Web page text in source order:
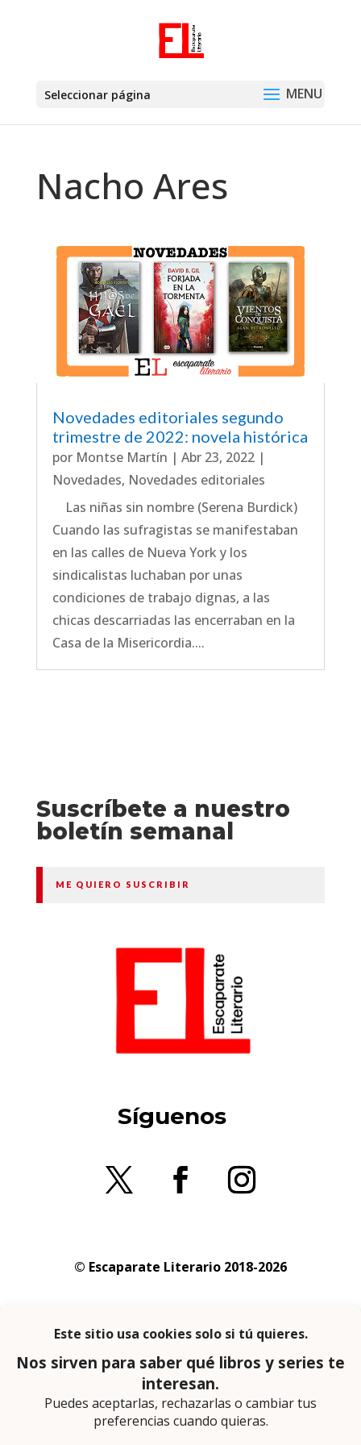
Seleccionar página
Nacho Ares
Novedades editoriales segundo
trimestre de 2022: novela histórica
por Montse Martín | Abr 23, 2022|
Novedades, Novedades editoriales
Las niñas sin nombre (Serena Burdick)
Cuando las sufragistas se manifestaban
en las calles de Nueva York y los
sindicalistas luchaban por unas
condiciones de trabajo dignas, a las
chicas descarriadas las encerraban en la
Casa de la Misericordia....
Suscríbete a nuestro
boletín semanal
ME QUIERO SUSCRIBIR
Síguenos
© Escaparate Literario 2018-2026
privacidad
En calidad de afiliado de Amazon obtengo
ingresos por las compras adscritas que